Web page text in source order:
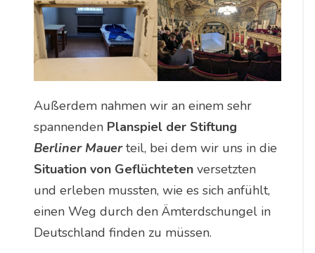
Außerdem nahmen wir an einem sehr
spannenden Planspiel der Stiftung
Berliner Mauerteil, bei dem wir uns in die
Situation von Geflüchtetenversetzten
und erleben mussten, wie es sich anfühlt,
einen Weg durch den Ämterdschungel in
Deutschland finden zu müssen.